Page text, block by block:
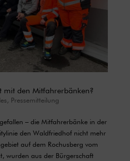
mit den Mitfahrerbänken?
, Pressemitteilung
– die Mitfahrerbänke in der
den Waldfriedhof nicht mehr
auf dem Rochusberg vom
wurden aus der Bürgerschaft